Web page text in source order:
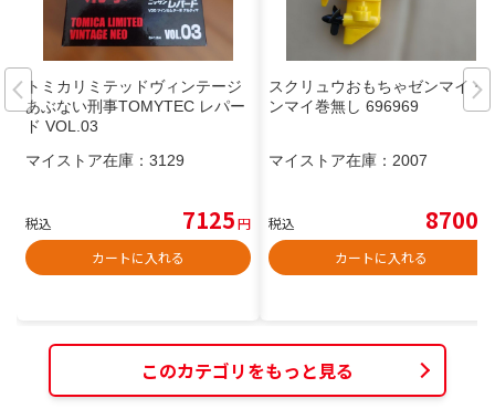
トミカリミテッドヴィンテージ
あぶない刑事TOMYTEC レパー
ド VOL.03
マイストア在庫： 3129
税込 7125円
カートに入れる
スクリュウおもちゃゼンマイ ゼ
ンマイ巻無し 696969
マイストア在庫： 2007
税込 8700
カートに入れる
このカテゴリをもっと見る